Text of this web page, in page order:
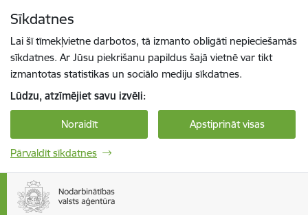
Sīkdatnes
Lai šī tīmekļvietne darbotos, tā izmanto obligāti nepieciešamās
sīkdatnes. Ar Jūsu piekrišanu papildus šajā vietnē var tikt
izmantotas statistikas un sociālo mediju sīkdatnes.
Lūdzu, atzīmējiet savu izvēli:
Noraidīt Apstiprināt visas
Pārvaldīt sīkdatnes